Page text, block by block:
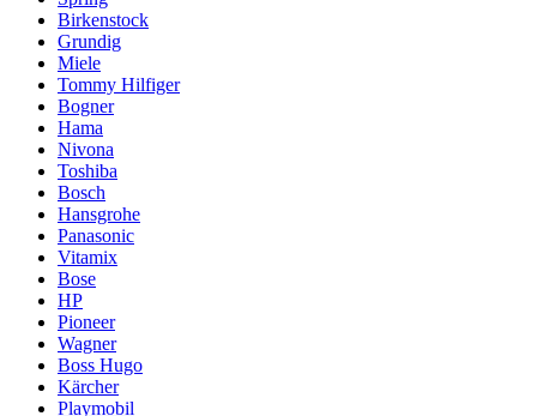
Birkenstock
Grundig
Miele
Tommy Hilfiger
Bogner
Hama
Nivona
Toshiba
Bosch
Hansgrohe
Panasonic
Vitamix
Bose
HP
Pioneer
Wagner
Boss Hugo
Kärcher
Playmobil